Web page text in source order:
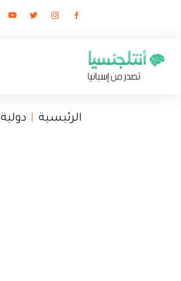
الرئيسية دولية